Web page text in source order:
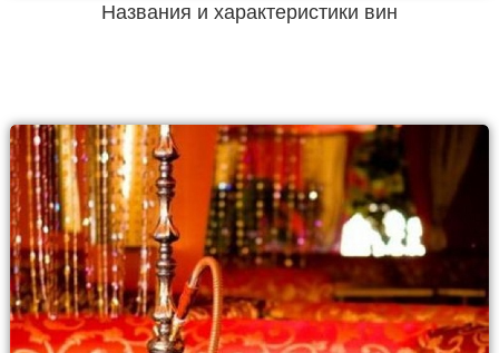
Названия и характеристики вин